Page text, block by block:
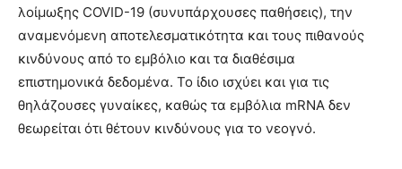
λοίμωξης COVID-19 (συνυπάρχουσες παθήσεις), την
αναμενόμενη αποτελεσματικότητα και τους πιθανούς
κινδύνους από το εμβόλιο και τα διαθέσιμα
επιστημονικά δεδομένα. Το ίδιο ισχύει και για τις
θηλάζουσες γυναίκες, καθώς τα εμβόλια mRNA δεν
θεωρείται ότι θέτουν κινδύνους για το νεογνό.